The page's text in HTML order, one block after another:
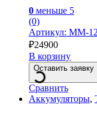
0 меньше 5
(0)
Артикул: MM-
₽24900
В корзину
Оставить заявку
Сравнить
Аккумуляторы,